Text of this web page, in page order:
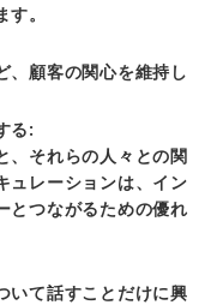
。
、顧客の関心を維持し
る:
、それらの人々との関
ュレーションは、イン
とつながるための優れ
いて話すことだけに興